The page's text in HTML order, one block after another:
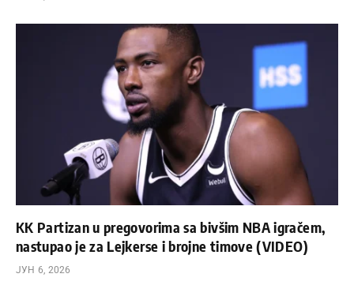
KK Partizan u pregovorima sa bivšim NBA igračem,
nastupao je za Lejkerse i brojne timove (VIDEO)
ЈУН 6, 2026